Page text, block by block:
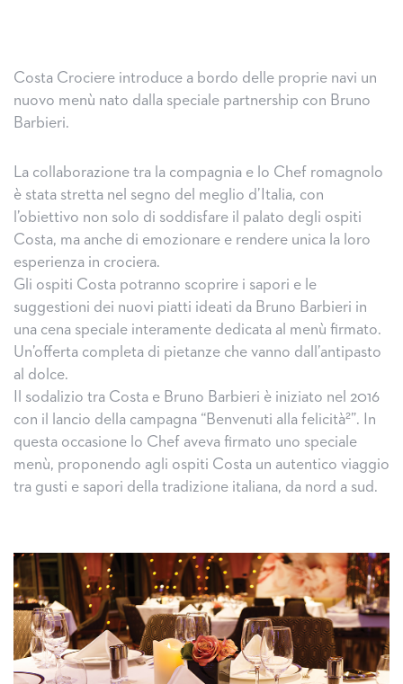
Costa Crociere introduce a bordo delle proprie navi un
nuovo menù nato dalla speciale partnership con Bruno
Barbieri.
La collaborazione tra la compagnia e lo Chef romagnolo
è stata stretta nel segno del meglio d’Italia, con
l’obiettivo non solo di soddisfare il palato degli ospiti
Costa, ma anche di emozionare e rendere unica la loro
esperienza in crociera.
Gli ospiti Costa potranno scoprire i sapori e le
suggestioni dei nuovi piatti ideati da Bruno Barbieri in
una cena speciale interamente dedicata al menù firmato.
Un’offerta completa di pietanze che vanno dall’antipasto
al dolce.
Il sodalizio tra Costa e Bruno Barbieri è iniziato nel 2016
con il lancio della campagna “Benvenuti alla felicità²”. In
questa occasione lo Chef aveva firmato uno speciale
menù, proponendo agli ospiti Costa un autentico viaggio
tra gusti e sapori della tradizione italiana, da nord a sud.